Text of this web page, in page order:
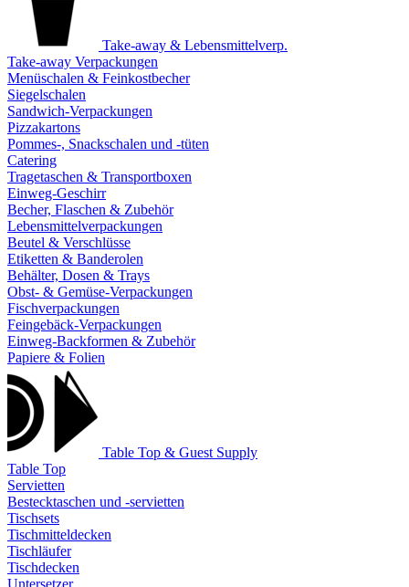
Take-away & Lebensmittelverp.
Take-away Verpackungen
Menüschalen & Feinkostbecher
Siegelschalen
Sandwich-Verpackungen
Pizzakartons
Pommes-, Snackschalen und -tüten
Catering
Tragetaschen & Transportboxen
Einweg-Geschirr
Becher, Flaschen & Zubehör
Lebensmittelverpackungen
Beutel & Verschlüsse
Etiketten & Banderolen
Behälter, Dosen & Trays
Obst- & Gemüse-Verpackungen
Fischverpackungen
Feingebäck-Verpackungen
Einweg-Backformen & Zubehör
Papiere & Folien
Table Top & Guest Supply
Table Top
Servietten
Bestecktaschen und -servietten
Tischsets
Tischmitteldecken
Tischläufer
Tischdecken